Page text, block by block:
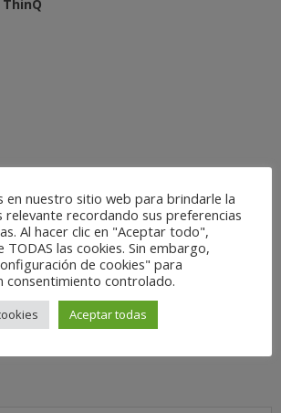
ThinQ
en nuestro sitio web para brindarle la
relevante recordando sus preferencias
Al hacer clic en "Aceptar todo",
TODAS las cookies. Sin embargo,
de cookies" para
consentimiento controlado.
Aceptar todas